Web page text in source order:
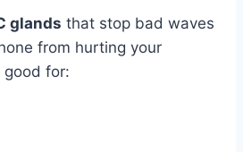
glands that stop bad waves
from hurting your
good for: